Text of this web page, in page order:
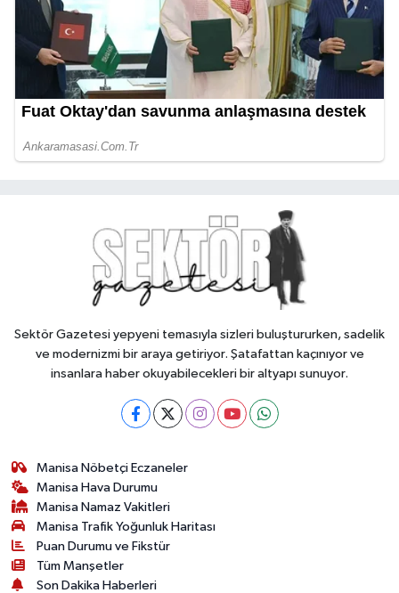
Sektör Gazetesi yepyeni temasıyla sizleri buluştururken, sadelik
ve modernizmi bir araya getiriyor. Şatafattan kaçınıyor ve
insanlara haber okuyabilecekleri bir altyapı sunuyor.
Manisa Nöbetçi Eczaneler
Manisa Hava Durumu
Manisa Namaz Vakitleri
Manisa Trafik Yoğunluk Haritası
Puan Durumu ve Fikstür
Tüm Manşetler
Son Dakika Haberleri